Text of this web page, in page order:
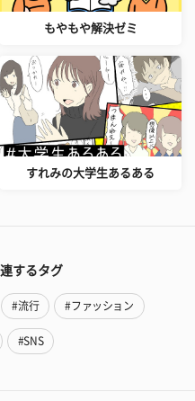
もやもや解決ゼミ
すれみの大学生あるある
するタグ
#流行 #ファッション
#SNS